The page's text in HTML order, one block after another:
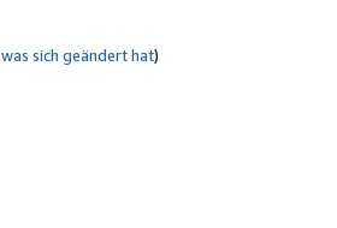
was sich geändert hat)